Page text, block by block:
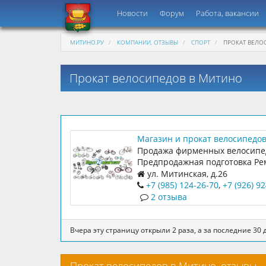
Новости Форум Работа, вакансии
МИТИНО.РУ КОМПАНИИ, ОТЗЫВЫ СПОРТ ПРОКАТ
Прокат велосипедов в Митино
Магазин и прокат велосипедов
Веломагнат
Продажа фирменных
Предпродажная подготовка
велосипедов Прокат
ул. Митинская, д.26
+7 (985) 124-26-70, +7 (926)
2 отзыва
Вчера эту страницу открыли 2 раза, а за последние 30